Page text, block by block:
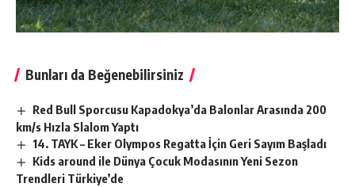
Bunları da Beğenebilirsiniz
Red Bull Sporcusu Kapadokya’da Balonlar Arasında 200
km/s Hızla Slalom Yaptı
14. TAYK – Eker Olympos Regatta İçin Geri Sayım Başladı
Kids around ile Dünya Çocuk Modasının Yeni Sezon
Trendleri Türkiye’de